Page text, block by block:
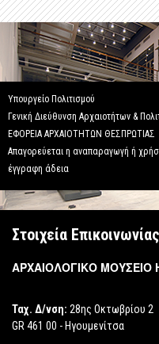
Υπουργείο Πολιτισμού
Γενική Διεύθυνση Αρχαιοτήτων &
ΕΦΟΡΕΙΑ ΑΡΧΑΙΟΤΗΤΩΝ ΘΕΣΠΡΩΤΙΑΣ
Απαγορεύεται η αναπαραγωγή ή
έγγραφη άδεια
Στοιχεία Επικοινωνίας
ΑΡΧΑΙΟΛΟΓΙΚΟ ΜΟΥΣΕΙΟ
Ταχ. Δ/νση: 28ης Οκτωβρίου 2
GR 461 00 - Ηγουμενίτσα